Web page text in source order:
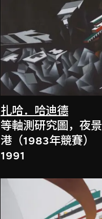
扎哈．哈迪德
等軸測研究圖，夜
港（1983年競賽）
1991